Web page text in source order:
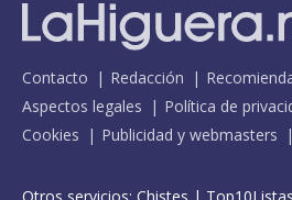
Contacto Redacción
Aspectos legales
Política de
Cookies
Publicidad y webmasters